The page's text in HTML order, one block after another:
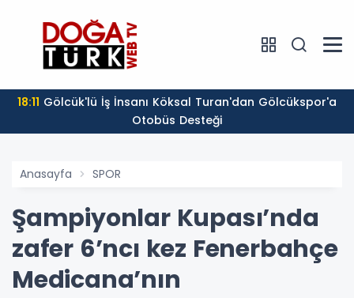
18:11
Otobüs Desteği
Anasayfa SPOR
Şampiyonlar Kupası’nda
zafer 6’ncı kez Fenerbahçe
Medicana’nın